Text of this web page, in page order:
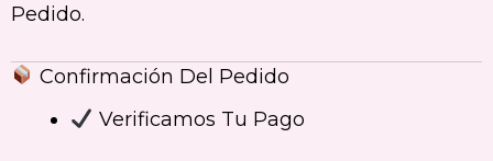
Pedido.
Confirmación Del Pedido
Verificamos Tu Pago